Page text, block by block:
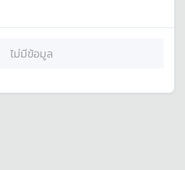
ไม่มีข้อมูล